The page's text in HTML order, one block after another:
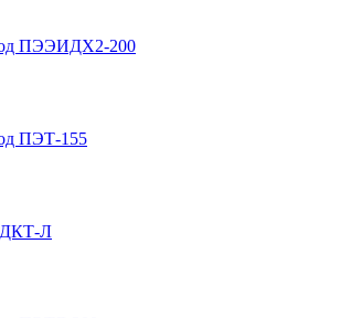
ПЭЭИДХ2-200
ПЭТ-155
Л